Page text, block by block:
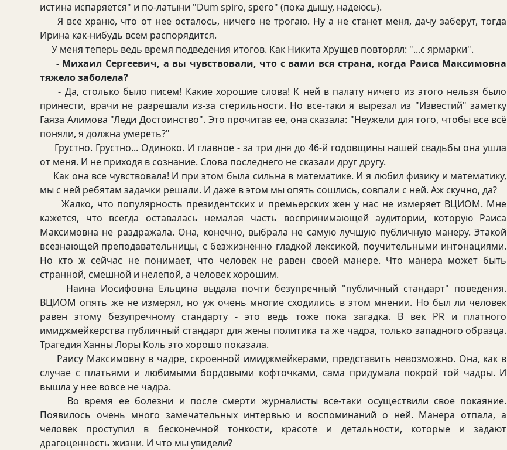
истина испаряется" и по-латыни "Dum spiro, spero" (пока дышу, надеюсь).
Я все храню, что от нее осталось, ничего не трогаю. Ну а не станет меня, дачу заберут, тогда
Ирина как-нибудь всем распорядится.
У меня теперь ведь время подведения итогов. Как Никита Хрущев повторял: "...с ярмарки".
- Михаил Сергеевич, а вы чувствовали, что с вами вся страна, когда Раиса Максимовна
тяжело заболела?
- Да, столько было писем! Какие хорошие слова! К ней в палату ничего из этого нельзя было
принести, врачи не разрешали из-за стерильности. Но все-таки я вырезал из "Известий" заметку
Гаяза Алимова "Леди Достоинство". Это прочитав ее, она сказала: "Неужели для того, чтобы все всё
поняли, я должна умереть?"
Грустно. Грустно... Одиноко. И главное - за три дня до 46-й годовщины нашей свадьбы она ушла
от меня. И не приходя в сознание. Слова последнего не сказали друг другу.
Как она все чувствовала! И при этом была сильна в математике. И я любил физику и математику,
мы с ней ребятам задачки решали. И даже в этом мы опять сошлись, совпали с ней. Аж скучно, да?
Жалко, что популярность президентских и премьерских жен у нас не измеряет ВЦИОМ. Мне
кажется, что всегда оставалась немалая часть воспринимающей аудитории, которую Раиса
Максимовна не раздражала. Она, конечно, выбрала не самую лучшую публичную манеру. Этакой
всезнающей преподавательницы, с безжизненно гладкой лексикой, поучительными интонациями.
Но кто ж сейчас не понимает, что человек не равен своей манере. Что манера может быть
странной, смешной и нелепой, а человек хорошим.
Наина Иосифовна Ельцина выдала почти безупречный "публичный стандарт" поведения.
ВЦИОМ опять же не измерял, но уж очень многие сходились в этом мнении. Но был ли человек
равен этому безупречному стандарту - это ведь тоже пока загадка. В век PR и платного
имиджмейкерства публичный стандарт для жены политика та же чадра, только западного образца.
Трагедия Ханны Лоры Коль это хорошо показала.
Раису Максимовну в чадре, скроенной имиджмейкерами, представить невозможно. Она, как в
случае с платьями и любимыми бордовыми кофточками, сама придумала покрой той чадры. И
вышла у нее вовсе не чадра.
Во время ее болезни и после смерти журналисты все-таки осуществили свое покаяние.
Появилось очень много замечательных интервью и воспоминаний о ней. Манера отпала, а
человек проступил в бесконечной тонкости, красоте и детальности, которые и задают
драгоценность жизни. И что мы увидели?